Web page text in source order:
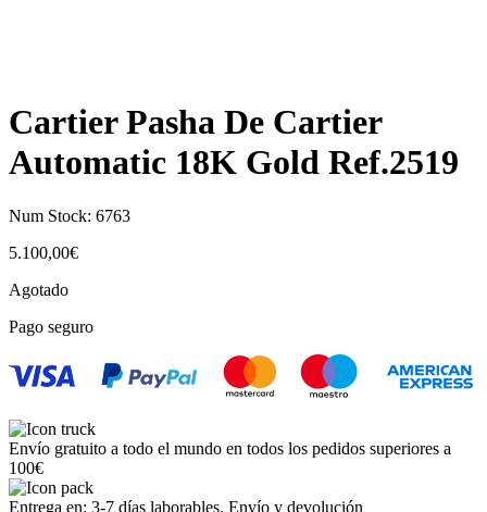
Cartier Pasha De Cartier
Automatic 18K Gold Ref.2519
Num Stock: 6763
5.100,00€
Agotado
Pago seguro
Envío gratuito a todo el mundo en todos los pedidos superiores a
100€
Entrega en: 3-7 días laborables. Envío y devolución